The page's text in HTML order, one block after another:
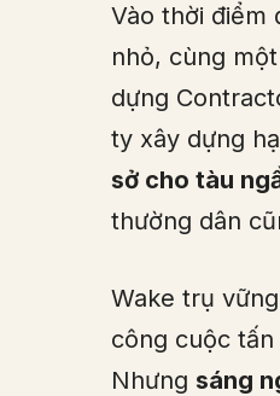
Vào thời điểm
nhỏ, cùng
dựng
ty xây dựng
sở cho tàu
thường dân
Wake trụ
công cuộc
Nhưng sáng